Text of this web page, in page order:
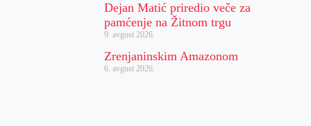
Dejan Matić priredio veče za
pamćenje na Žitnom trgu
9. avgust 2026.
Zrenjaninskim Amazonom
6. avgust 2026.